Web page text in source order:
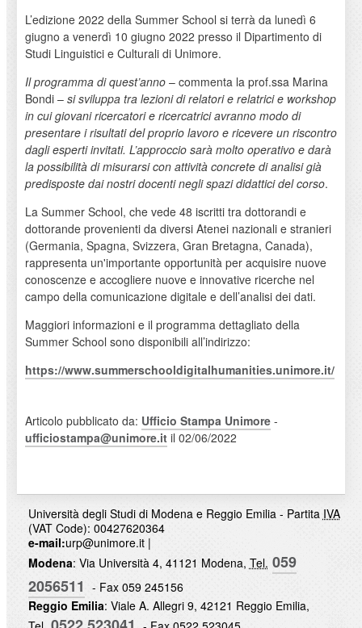
L’edizione 2022 della Summer School si terrà da lunedì 6
giugno a venerdì 10 giugno 2022 presso il Dipartimento di
Studi Linguistici e Culturali di Unimore.
Il programma di quest’anno– commenta la prof.ssa Marina
Bondi – si sviluppa tra lezioni di relatori e relatrici e workshop
in cui giovani ricercatori e ricercatrici avranno modo di
presentare i risultati del proprio lavoro e ricevere un riscontro
dagli esperti invitati. L’approccio sarà molto operativo e darà
la possibilità di misurarsi con attività concrete di analisi già
predisposte dai nostri docenti negli spazi didattici del corso.
La Summer School, che vede 48 iscritti tra dottorandi e
dottorande provenienti da diversi Atenei nazionali e stranieri
(Germania, Spagna, Svizzera, Gran Bretagna, Canada),
rappresenta un'importante opportunità per acquisire nuove
conoscenze e accogliere nuove e innovative ricerche nel
campo della comunicazione digitale e dell’analisi dei dati.
Maggiori informazioni e il programma dettagliato della
Summer School sono disponibili all’indirizzo:
https://www.summerschooldigitalhumanities.unimore.it/
Articolo pubblicato da: Ufficio Stampa Unimore-
ufficiostampa@unimore.itil 02/06/2022
Università degli Studi di Modena e Reggio Emilia - Partita IVA
(VAT Code): 00427620364
e-mail:urp@unimore.it|
Modena: Via Università 4, 41121 Modena, Tel. 059
2056511 - Fax 059 245156
Reggio Emilia: Viale A. Allegri 9, 42121 Reggio Emilia,